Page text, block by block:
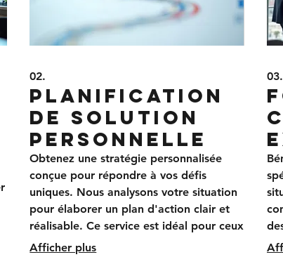
02.
Planification
de solution
personnelle
Obtenez une stratégie personnalisée
conçue pour répondre à vos défis
uniques. Nous analysons votre situation
pour élaborer un plan d'action clair et
réalisable. Ce service est idéal pour ceux
qui cherchent une direction précise et
Afficher plus
03.